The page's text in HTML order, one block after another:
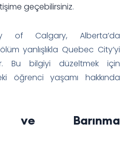
geçebilirsiniz.
of Calgary, Alberta’da
yanlışlıkla Quebec City’yi
Bu bilgiyi düzeltmek için
öğrenci yaşamı hakkında
ve Barınma